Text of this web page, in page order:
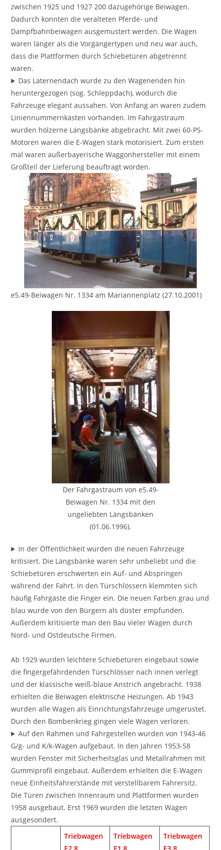
zwischen 1925 und 1927 200 dazugehörige Beiwagen.
Dadurch konnten die veralteten Pferde- und
Dampfbahnbeiwagen ausgemustert werden. Die Wagen
waren länger als die Vorgängertypen und neu war auch,
dass die Plattformen durch Schiebetüren abgetrennt
waren.
Das Laternendach wurde zu den Wagenenden hin
heruntergezogen (sog. Schleppdach), wodurch die
Fahrzeuge elegant aussahen. Von Anfang an waren zudem
Liniennummernkästen vorhanden. Im Fahrgastraum
wurden hölzerne Längsbänke abgebracht. Mit zwei 60-PS-
Motoren waren die E-Wagen stark motorisiert. Zum ersten
mal waren außerbayerische Waggonhersteller mit einem
Großteil der Lieferung beauftragt worden.
e5.49-Beiwagen Nr. 1334 am Mariannenplatz (27.10.2001)
Der Fahrgastraum von e5.49-
Beiwagen Nr. 1334 mit den
ungeliebten Längsbänken
(01.06.1996).
In der Öffentlichkeit wurden die neuen Fahrzeuge
kritisiert. Die Längsbänke waren sehr unbeliebt und die
Schiebetüren erschwerten ein Auf- und Abspringen
während der Fahrt. In den Türschlössern klemmten sich
häufig Fahrgäste die Finger ein. Die neuen Farben grau und
blau wurde von den Bürgern als düster empfunden.
Außerdem kritisierte man den Bau vieler Wagen durch
Nord- und Ostdeutsche Firmen.
Ab 1929 wurden leichtere Schiebetüren eingebaut sowie
die fingergefährdenden Türschlösser nach innen verlegt
und der klassische weiß-blaue Anstrich angebracht. 1938
erhielten die Beiwagen elektrische Heizungen. Ab 1943
wurden alle Wagen als Einrichtungsfahrzeuge umgerüstet.
Durch den Bombenkrieg gingen viele Wagen verloren.
Auf den Rahmen und Fahrgestellen wurden von 1943-46
G/g- und K/k-Wagen aufgebaut. In den Jahren 1953-58
wurden Fenster mit Sicherheitsglas und Metallrahmen mit
Gummiprofil eingebaut. Außerdem erhielten die E-Wagen
neue Einheitsfahrerstände mit verstellbarem Fahrersitz.
Die Türen zwischen Innenraum und Plattformen wurden
1958 ausgebaut. Erst 1969 wurden die letzten Wagen
ausgesondert.
Triebwagen
Triebwagen
Triebwagen